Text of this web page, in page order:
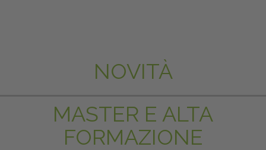
NOVITÀ
MASTER E ALTA
FORMAZIONE